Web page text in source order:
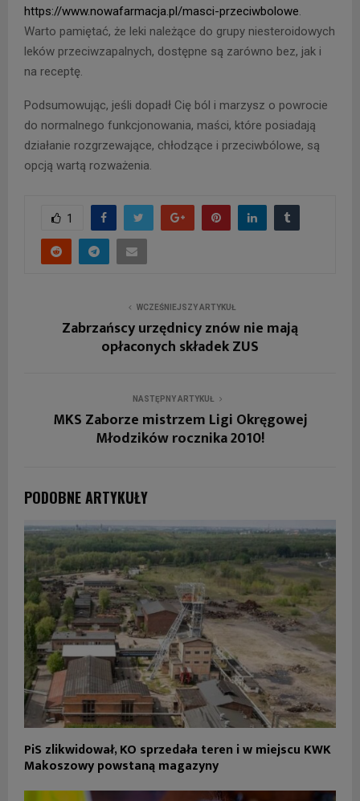
https://www.nowafarmacja.pl/masci-przeciwbolowe.
Warto pamiętać, że leki należące do grupy niesteroidowych
leków przeciwzapalnych, dostępne są zarówno bez, jak i
na receptę.
Podsumowując, jeśli dopadł Cię ból i marzysz o powrocie
do normalnego funkcjonowania, maści, które posiadają
działanie rozgrzewające, chłodzące i przeciwbólowe, są
opcją wartą rozważenia.
1
WCZEŚNIEJSZY ARTYKUŁ
Zabrzańscy urzędnicy znów nie mają
opłaconych składek ZUS
NASTĘPNY ARTYKUŁ
MKS Zaborze mistrzem Ligi Okręgowej
Młodzików rocznika 2010!
PODOBNE ARTYKUŁY
PiS zlikwidował, KO sprzedała teren i w miejscu KWK
Makoszowy powstaną magazyny